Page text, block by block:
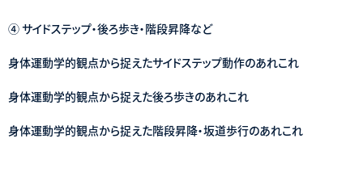
④ サイドステップ・後ろ歩き・階段昇降など
身体運動学的観点から捉えたサイドステップ動作のあれこれ
身体運動学的観点から捉えた後ろ歩きのあれこれ
身体運動学的観点から捉えた階段昇降・坂道歩行のあれこれ